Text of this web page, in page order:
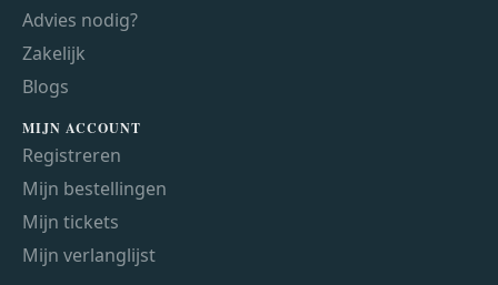
Advies nodig?
Zakelijk
Blogs
MIJN ACCOUNT
Registreren
Mijn bestellingen
Mijn tickets
Mijn verlanglijst